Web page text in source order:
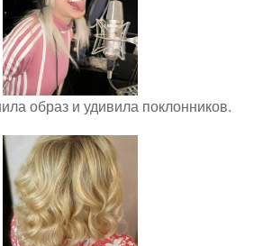
образ и удивила поклонников.